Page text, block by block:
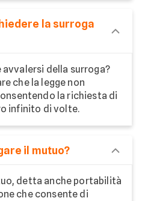
la surroga
della surroga?
che la legge non
la richiesta di
infinito di volte.
il mutuo?
detta anche portabilità
che consente di